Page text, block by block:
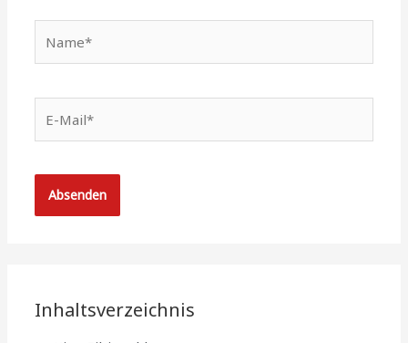
Mail*
Inhaltsverzeichnis